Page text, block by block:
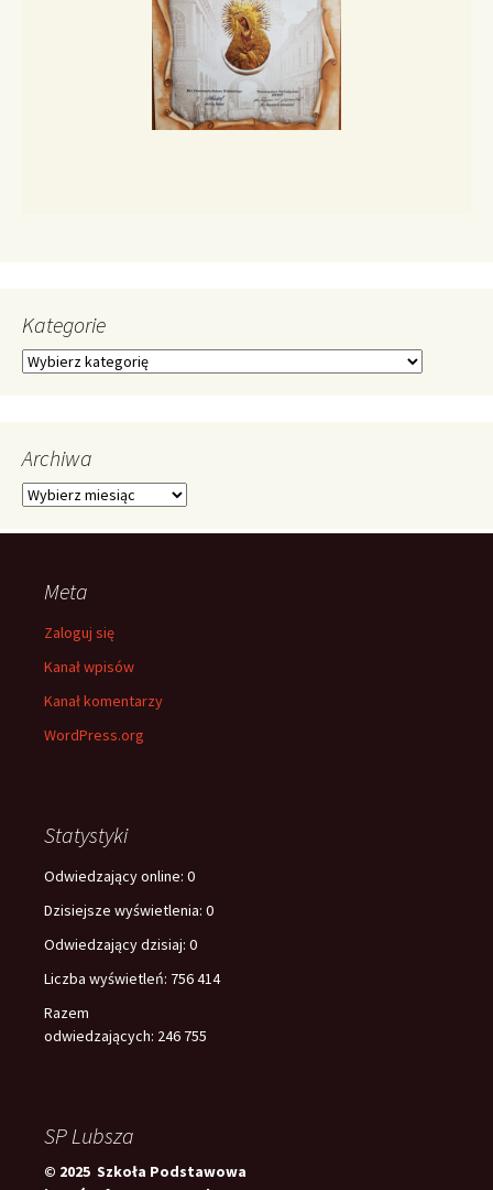
Kategorie
Kategorie
Archiwa
Archiwa
Meta
Zaloguj się
Kanał wpisów
Kanał komentarzy
WordPress.org
Statystyki
Odwiedzający online: 0
Dzisiejsze wyświetlenia: 0
Odwiedzający dzisiaj: 0
Liczba wyświetleń: 756 414
Razem
odwiedzających: 246 755
SP Lubsza
© 2025 Szkoła Podstawowa